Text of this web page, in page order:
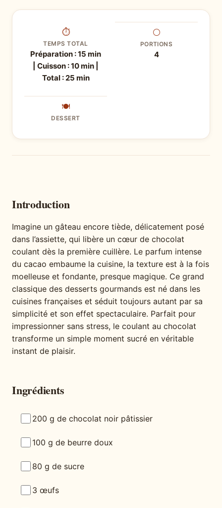
⏱
TEMPS TOTAL
Préparation : 15 min
| Cuisson : 10 min |
Total : 25 min
⚪
PORTIONS
4
🍽
DESSERT
Introduction
Imagine un gâteau encore tiède, délicatement posé
dans l’assiette, qui libère un cœur de chocolat
coulant dès la première cuillère. Le parfum intense
du cacao embaume la cuisine, la texture est à la fois
moelleuse et fondante, presque magique. Ce grand
classique des desserts gourmands est né dans les
cuisines françaises et séduit toujours autant par sa
simplicité et son effet spectaculaire. Parfait pour
impressionner sans stress, le coulant au chocolat
transforme un simple moment sucré en véritable
instant de plaisir.
Ingrédients
200 g de chocolat noir pâtissier
100 g de beurre doux
80 g de sucre
3 œufs